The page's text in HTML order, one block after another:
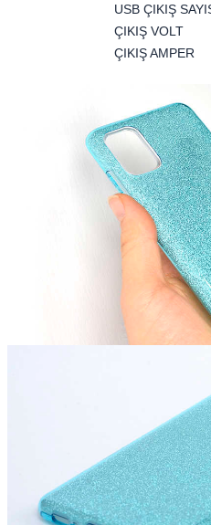
USB ÇIKIŞ
ÇIKIŞ VOLT
ÇIKIŞ AMPER